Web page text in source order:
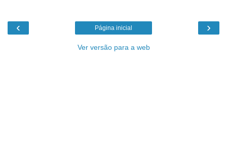
‹ ›
Página inicial
Ver versão para a web